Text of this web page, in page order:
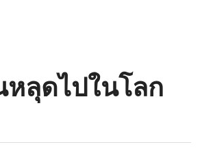
หลุดไปในโลก